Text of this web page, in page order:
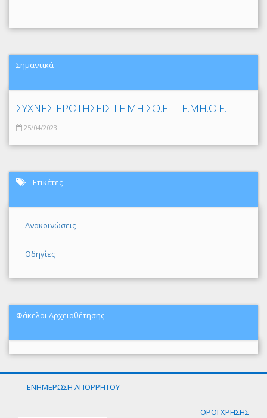
Σημαντικά
ΣΥΧΝΕΣ ΕΡΩΤΗΣΕΙΣ ΓΕ.ΜΗ.ΣΟ.Ε.- ΓΕ.ΜΗ.Ο.Ε.
25/04/2023
Ετικέτες
Ανακοινώσεις
Οδηγίες
Φάκελοι Αρχειοθέτησης
ΕΝΗΜΕΡΩΣΗ ΑΠΟΡΡΗΤΟΥ
ΟΡΟΙ ΧΡΗΣΗΣ